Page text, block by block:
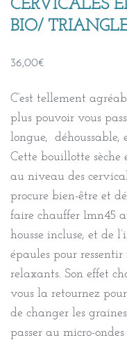
CERVICALES
BIO/
36,00€
C’est tellement
plus pouvoir vous
longue, déhoussable,
Cette bouillotte sèche
au niveau des
procure bien-être et
faire chauffer 1mn45
housse incluse, et de
épaules pour
relaxants. Son effet
vous la retournez
de changer les
passer au micro-